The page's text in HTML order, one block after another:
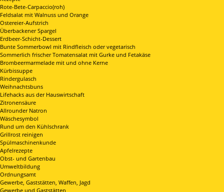
Rote-Bete-Carpaccio(roh)
Feldsalat mit Walnuss und Orange
Ostereier-Aufstrich
Überbackener Spargel
Erdbeer-Schicht-Dessert
Bunte Sommerbowl mit Rindfleisch oder vegetarisch
Sommerlich frischer Tomatensalat mit Gurke und Fetakäse
Brombeermarmelade mit und ohne Kerne
Kürbissuppe
Rindergulasch
Weihnachtsbuns
Lifehacks aus der Hauswirtschaft
Zitronensäure
Allrounder Natron
Wäschesymbol
Rund um den Kühlschrank
Grillrost reinigen
Spülmaschinenkunde
Apfelrezepte
Obst- und Gartenbau
Umweltbildung
Ordnungsamt
Gewerbe, Gaststätten, Waffen, Jagd
Gewerbe und Gaststätten